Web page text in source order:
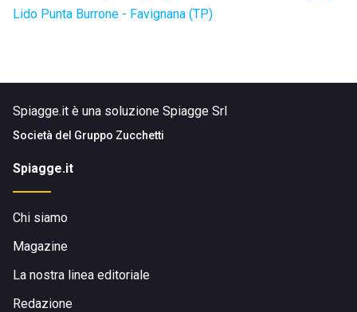
Lido Punta Burrone - Favignana (TP)
Spiagge.it è una soluzione Spiagge Srl
Società del Gruppo Zucchetti
Spiagge.it
Chi siamo
Magazine
La nostra linea editoriale
Redazione